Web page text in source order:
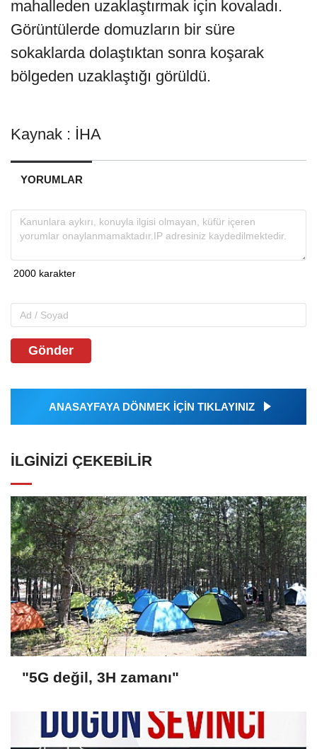
mahalleden uzaklaştırmak için kovaladı.
Görüntülerde domuzların bir süre
sokaklarda dolaştıktan sonra koşarak
bölgeden uzaklaştığı görüldü.
Kaynak : İHA
YORUMLAR
Gönder
ANASAYFAYA DÖNMEK İÇİN TIKLAYINIZ
İLGINIZI ÇEKEBILIR
"5G değil, 3H zamanı"